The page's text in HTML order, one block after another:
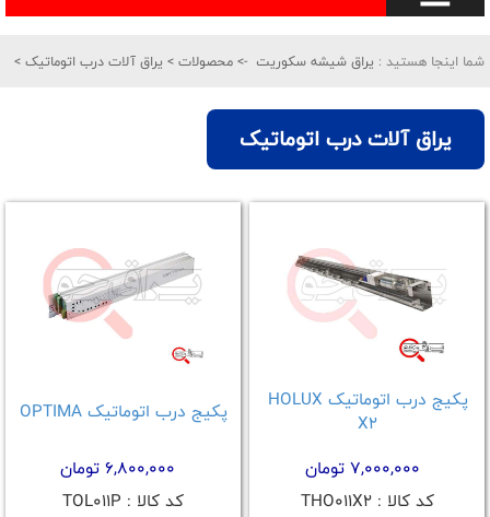
شما اینجا هستید : یراق شیشه سکوریت ->محصولات> یراق آلات درب اتوماتیک>
یراق آلات درب اتوماتیک
پکیج درب اتوماتیک HOLUX
X2
کد کالا : THO011X2
پکیج درب اتوماتیک OPTIMA
کد کالا : TOL011P